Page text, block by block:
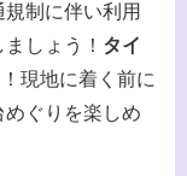
制に伴い利用
しょう！ タイ
現地に着く前に
ぐりを楽しめ